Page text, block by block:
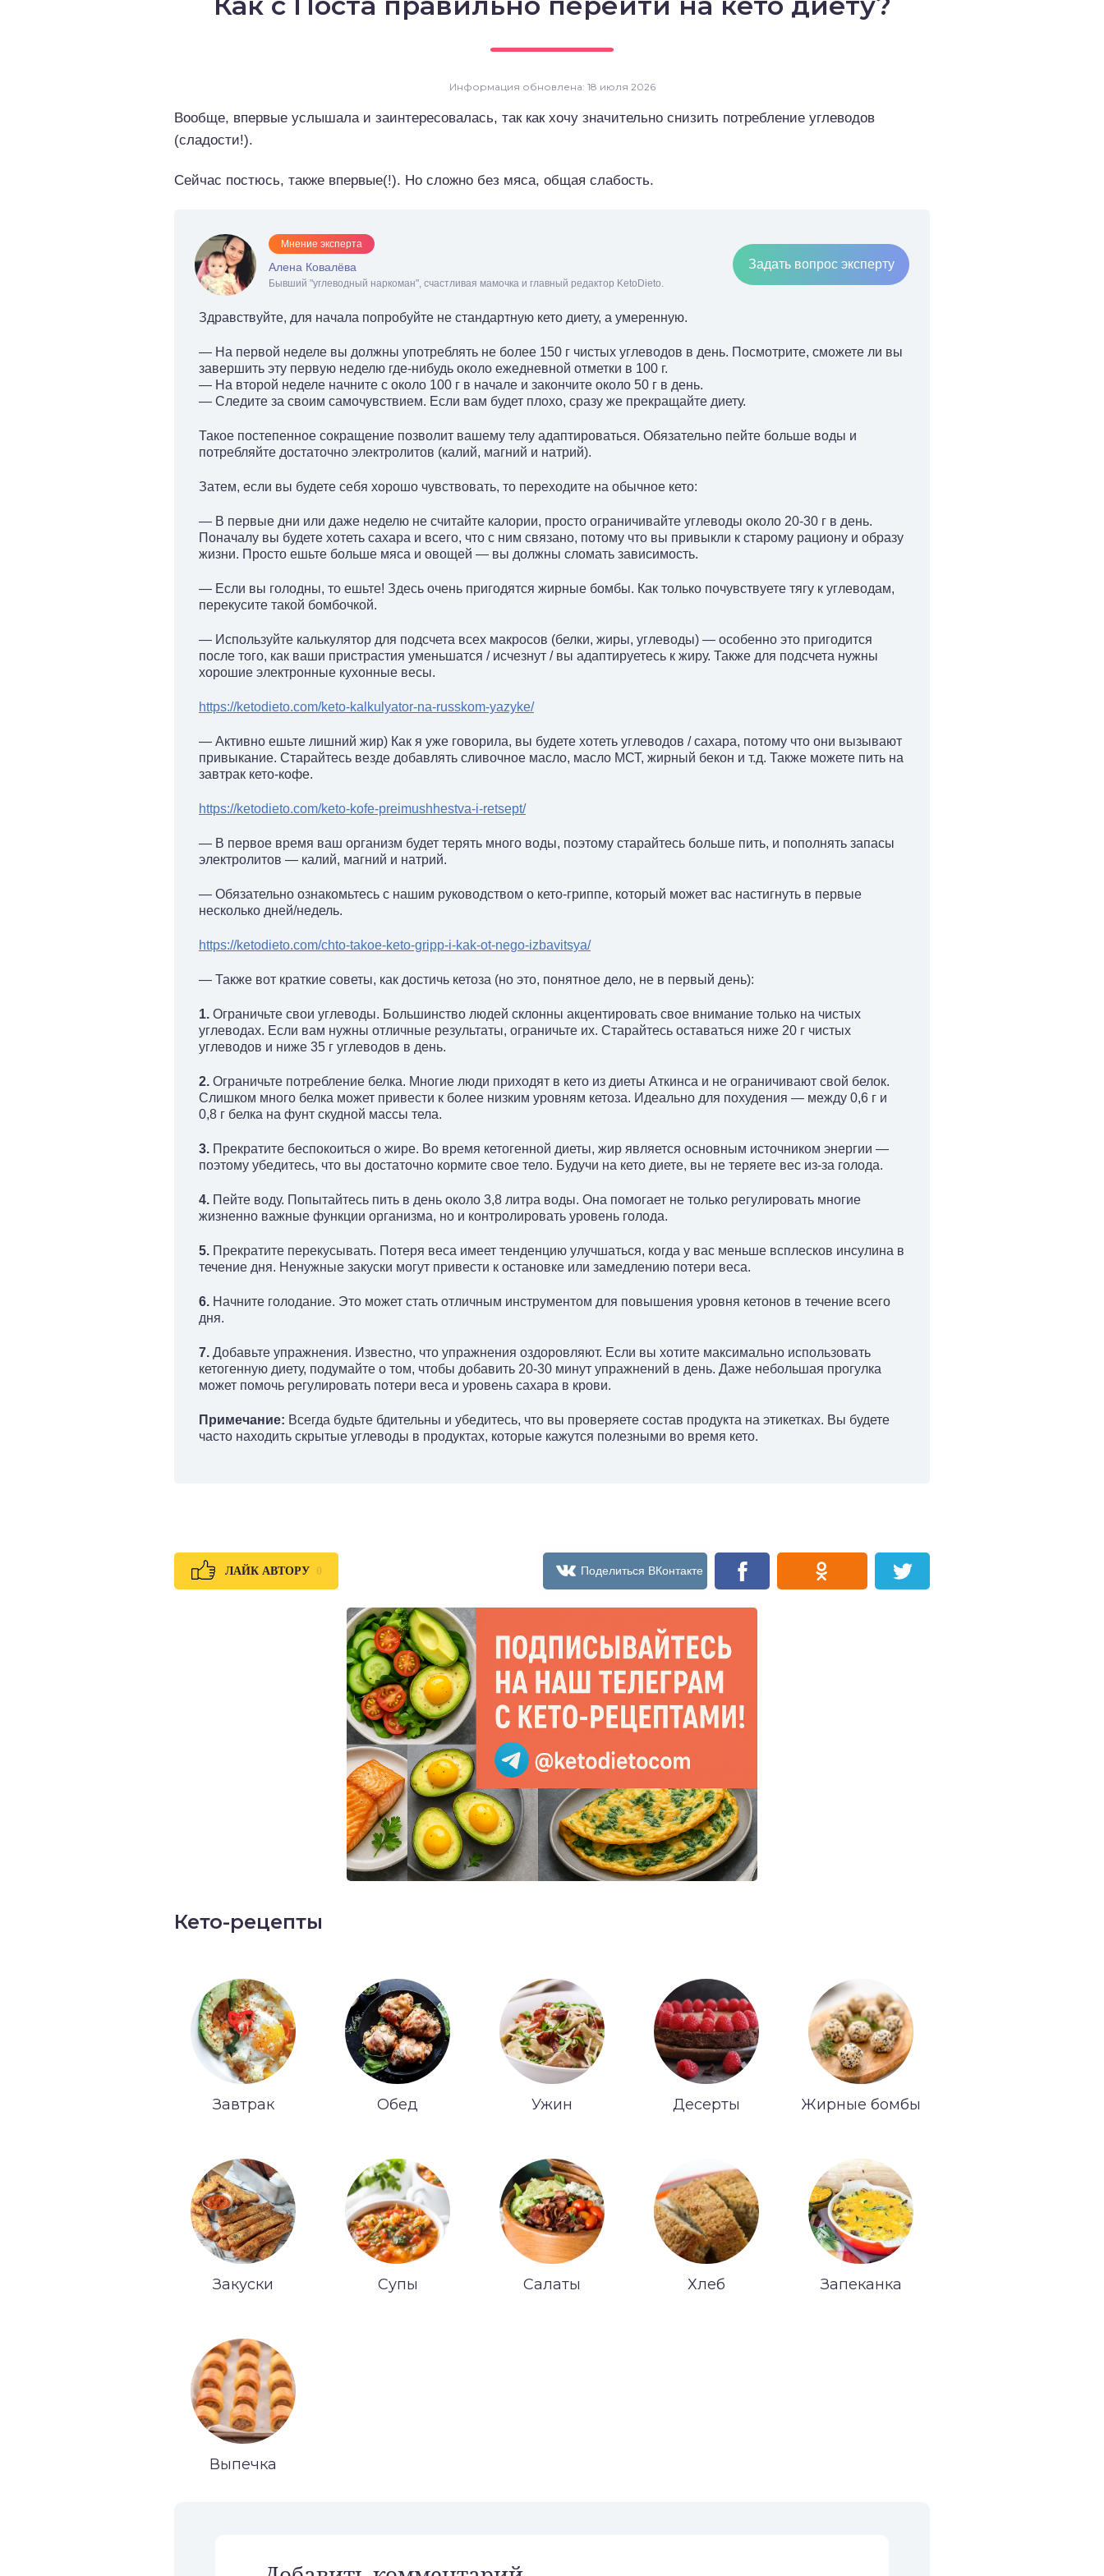
Информация обновлена: 18 июля 2026
Вообще, впервые услышала и заинтересовалась, так как хочу значительно снизить потребление углеводов
(сладости!).
Сейчас постюсь, также впервые(!). Но сложно без мяса, общая слабость.
Мнение эксперта
Алена Ковалёва
Бывший "углеводный наркоман", счастливая мамочка и главный редактор KetoDieto.
Задать вопрос эксперту
Здравствуйте, для начала попробуйте не стандартную кето диету, а умеренную.
— На первой неделе вы должны употреблять не более 150 г чистых углеводов в день. Посмотрите, сможете ли вы
завершить эту первую неделю где-нибудь около ежедневной отметки в 100 г.
— На второй неделе начните с около 100 г в начале и закончите около 50 г в день.
— Следите за своим самочувствием. Если вам будет плохо, сразу же прекращайте диету.
Такое постепенное сокращение позволит вашему телу адаптироваться. Обязательно пейте больше воды и
потребляйте достаточно электролитов (калий, магний и натрий).
Затем, если вы будете себя хорошо чувствовать, то переходите на обычное кето:
— В первые дни или даже неделю не считайте калории, просто ограничивайте углеводы около 20-30 г в день.
Поначалу вы будете хотеть сахара и всего, что с ним связано, потому что вы привыкли к старому рациону и образу
жизни. Просто ешьте больше мяса и овощей — вы должны сломать зависимость.
— Если вы голодны, то ешьте! Здесь очень пригодятся жирные бомбы. Как только почувствуете тягу к углеводам,
перекусите такой бомбочкой.
— Используйте калькулятор для подсчета всех макросов (белки, жиры, углеводы) — особенно это пригодится
после того, как ваши пристрастия уменьшатся / исчезнут / вы адаптируетесь к жиру. Также для подсчета нужны
хорошие электронные кухонные весы.
https://ketodieto.com/keto-kalkulyator-na-russkom-yazyke/
— Активно ешьте лишний жир) Как я уже говорила, вы будете хотеть углеводов / сахара, потому что они вызывают
привыкание. Старайтесь везде добавлять сливочное масло, масло МСТ, жирный бекон и т.д. Также можете пить на
завтрак кето-кофе.
https://ketodieto.com/keto-kofe-preimushhestva-i-retsept/
— В первое время ваш организм будет терять много воды, поэтому старайтесь больше пить, и пополнять запасы
электролитов — калий, магний и натрий.
— Обязательно ознакомьтесь с нашим руководством о кето-гриппе, который может вас настигнуть в первые
несколько дней/недель.
https://ketodieto.com/chto-takoe-keto-gripp-i-kak-ot-nego-izbavitsya/
— Также вот краткие советы, как достичь кетоза (но это, понятное дело, не в первый день):
1. Ограничьте свои углеводы. Большинство людей склонны акцентировать свое внимание только на чистых
углеводах. Если вам нужны отличные результаты, ограничьте их. Старайтесь оставаться ниже 20 г чистых
углеводов и ниже 35 г углеводов в день.
2. Ограничьте потребление белка. Многие люди приходят в кето из диеты Аткинса и не ограничивают свой белок.
Слишком много белка может привести к более низким уровням кетоза. Идеально для похудения — между 0,6 г и
0,8 г белка на фунт скудной массы тела.
3. Прекратите беспокоиться о жире. Во время кетогенной диеты, жир является основным источником энергии —
поэтому убедитесь, что вы достаточно кормите свое тело. Будучи на кето диете, вы не теряете вес из-за голода.
4. Пейте воду. Попытайтесь пить в день около 3,8 литра воды. Она помогает не только регулировать многие
жизненно важные функции организма, но и контролировать уровень голода.
5. Прекратите перекусывать. Потеря веса имеет тенденцию улучшаться, когда у вас меньше всплесков инсулина в
течение дня. Ненужные закуски могут привести к остановке или замедлению потери веса.
6. Начните голодание. Это может стать отличным инструментом для повышения уровня кетонов в течение всего
дня.
7. Добавьте упражнения. Известно, что упражнения оздоровляют. Если вы хотите максимально использовать
кетогенную диету, подумайте о том, чтобы добавить 20-30 минут упражнений в день. Даже небольшая прогулка
может помочь регулировать потери веса и уровень сахара в крови.
Примечание: Всегда будьте бдительны и убедитесь, что вы проверяете состав продукта на этикетках. Вы будете
часто находить скрытые углеводы в продуктах, которые кажутся полезными во время кето.
ЛАЙК АВТОРУ 0
Кето-рецепты
Завтрак Обед Ужин Десерты Жирные бомбы
Закуски Супы Салаты Хлеб Запеканка
Выпечка